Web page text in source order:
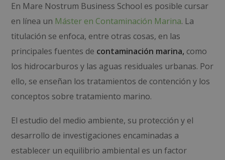
En Mare Nostrum Business School es posible cursar
en línea un Máster en Contaminación Marina. La
titulación se enfoca, entre otras cosas, en las
principales fuentes de contaminación marina, como
los hidrocarburos y las aguas residuales urbanas. Por
ello, se enseñan los tratamientos de contención y los
conceptos sobre tratamiento marino.
El estudio del medio ambiente, su protección y el
desarrollo de investigaciones encaminadas a
establecer un equilibrio ambiental es un factor